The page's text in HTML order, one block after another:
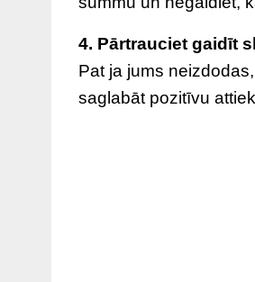
4. Pārtrauciet gaidīt
Pat ja jums
saglabāt pozitīvu